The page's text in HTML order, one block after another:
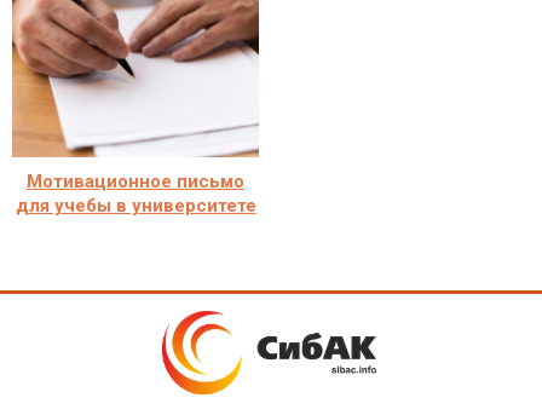
Мотивационное письмо
для учебы в университете